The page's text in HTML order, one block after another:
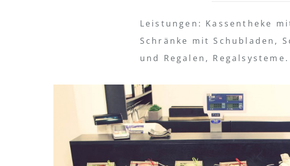
Leistungen: Kassentheke
Schränke mit Schubladen,
und Regalen, Regalsysteme.